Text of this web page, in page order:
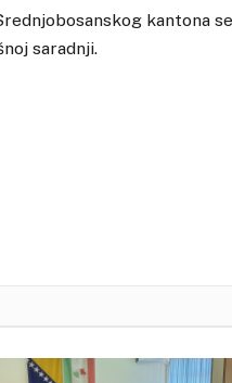
kantona
saradnji.